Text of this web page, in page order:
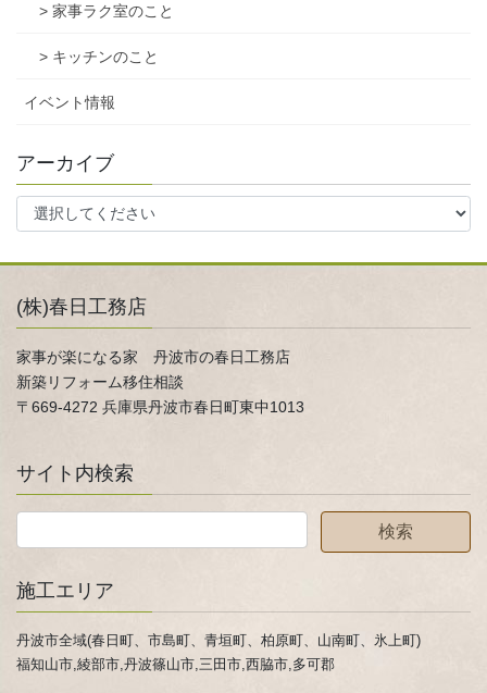
> 家事ラク室のこと
> キッチンのこと
イベント情報
アーカイブ
(株)春日工務店
家事が楽になる家 丹波市の春日工務店
新築リフォーム移住相談
〒669-4272 兵庫県丹波市春日町東中1013
サイト内検索
施工エリア
丹波市全域(春日町、市島町、青垣町、柏原町、山南町、氷上町)
福知山市,綾部市,丹波篠山市,三田市,西脇市,多可郡